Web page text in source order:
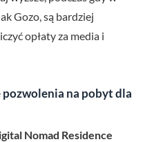
Gozo, są bardziej
opłaty za media i
na pobyt dla
Nomad Residence